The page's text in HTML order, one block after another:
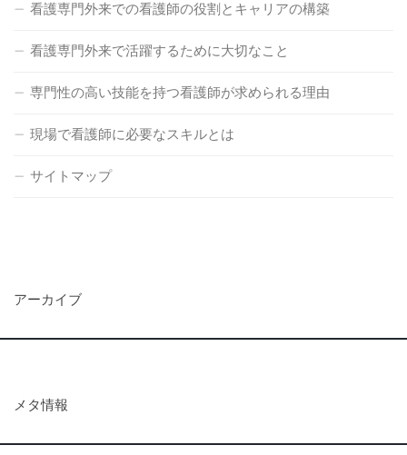
看護専門外来での看護師の役割とキャリアの構築
看護専門外来で活躍するために大切なこと
専門性の高い技能を持つ看護師が求められる理由
現場で看護師に必要なスキルとは
サイトマップ
アーカイブ
メタ情報